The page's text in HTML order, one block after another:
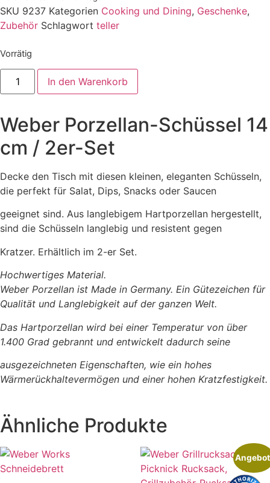
SKU 9237 Kategorien Cooking und Dining, Geschenke,
Zubehör Schlagwort teller
Vorrätig
Weber
Porzellan-
Schüssel
/
2er-
Set
Menge
In den Warenkorb
Weber Porzellan-Schüssel 14
cm / 2er-Set
Decke den Tisch mit diesen kleinen, eleganten Schüsseln,
die perfekt für Salat, Dips, Snacks oder Saucen
geeignet sind. Aus langlebigem Hartporzellan hergestellt,
sind die Schüsseln langlebig und resistent gegen
Kratzer. Erhältlich im 2-er Set.
Hochwertiges Material.
Weber Porzellan ist Made in Germany. Ein Gütezeichen für
Qualität und Langlebigkeit auf der ganzen Welt.
Das Hartporzellan wird bei einer Temperatur von über
1.400 Grad gebrannt und entwickelt dadurch seine
ausgezeichneten Eigenschaften, wie ein hohes
Wärmerückhaltevermögen und einer hohen Kratzfestigkeit.
Ähnliche Produkte